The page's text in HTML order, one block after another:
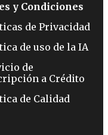
y Condiciones
de Privacidad
de uso de la IA
de
a Crédito
de Calidad